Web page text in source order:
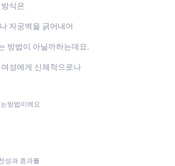
식은
자궁벽을 긁어내어
방법이 아닐까하는데요.
성에게 신체적으로나
방법이에요
성과 효과를